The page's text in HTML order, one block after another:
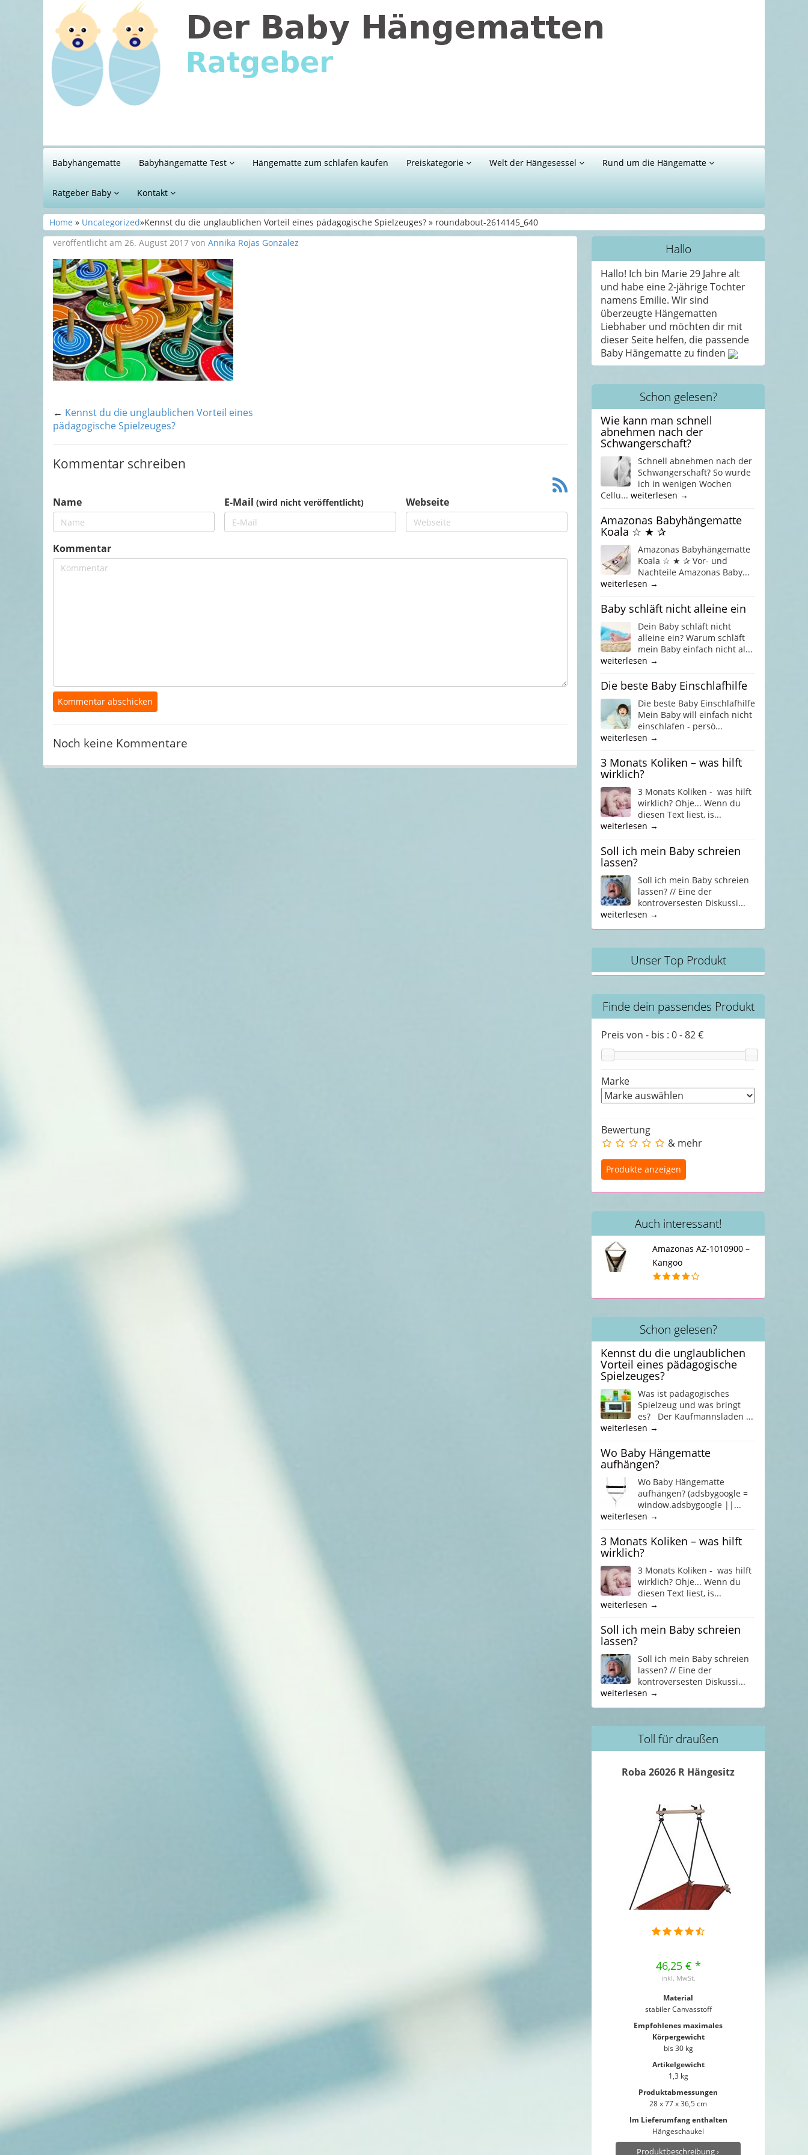
Babyhängematte Babyhängematte Test Hängematte zum schlafen kaufen Preiskategorie Welt der Hängesessel Rund um die Hängematte
Ratgeber Baby Kontakt
Home » Uncategorized»Kennst du die unglaublichen Vorteil eines pädagogische Spielzeuges? » roundabout-2614145_640
veröffentlicht am 26. August 2017 von Annika Rojas Gonzalez
← Kennst du die unglaublichen Vorteil eines
pädagogische Spielzeuges?
Kommentar schreiben
Name E-Mail(wird nicht veröffentlicht) Webseite
Kommentar
Noch keine Kommentare
Hallo
Hallo! Ich bin Marie 29 Jahre alt
und habe eine 2-jährige Tochter
namens Emilie. Wir sind
überzeugte Hängematten
Liebhaber und möchten dir mit
dieser Seite helfen, die passende
Baby Hängematte zu finden
Schon gelesen?
Wie kann man schnell
abnehmen nach der
Schwangerschaft?
Schnell abnehmen nach der
Schwangerschaft? So wurde
ich in wenigen Wochen
Cellu... weiterlesen →
Amazonas Babyhängematte
Koala ☆ ★ ✰
Amazonas Babyhängematte
Koala ☆ ★ ✰ Vor- und
Nachteile Amazonas Baby...
weiterlesen →
Baby schläft nicht alleine ein
Dein Baby schläft nicht
alleine ein? Warum schläft
mein Baby einfach nicht al...
weiterlesen →
Die beste Baby Einschlafhilfe
Die beste Baby Einschlafhilfe
Mein Baby will einfach nicht
einschlafen - persö...
weiterlesen →
3 Monats Koliken – was hilft
wirklich?
3 Monats Koliken - was hilft
wirklich? Ohje... Wenn du
diesen Text liest, is...
weiterlesen →
Soll ich mein Baby schreien
lassen?
Soll ich mein Baby schreien
lassen? // Eine der
kontroversesten Diskussi...
weiterlesen →
Unser Top Produkt
Finde dein passendes Produkt
Preis von - bis : 0-82€
Marke
Bewertung
& mehr
Auch interessant!
Amazonas AZ-1010900 –
Kangoo
Schon gelesen?
Kennst du die unglaublichen
Vorteil eines pädagogische
Spielzeuges?
Was ist pädagogisches
Spielzeug und was bringt
es? Der Kaufmannsladen ...
weiterlesen →
Wo Baby Hängematte
aufhängen?
Wo Baby Hängematte
aufhängen? (adsbygoogle =
window.adsbygoogle ||...
weiterlesen →
3 Monats Koliken – was hilft
wirklich?
3 Monats Koliken - was hilft
wirklich? Ohje... Wenn du
diesen Text liest, is...
weiterlesen →
Soll ich mein Baby schreien
lassen?
Soll ich mein Baby schreien
lassen? // Eine der
kontroversesten Diskussi...
weiterlesen →
Toll für draußen
Roba 26026 R Hängesitz
46,25 € *
inkl. MwSt.
Material
stabiler Canvasstoff
Empfohlenes maximales
Körpergewicht
bis 30 kg
Artikelgewicht
1,3 kg
Produktabmessungen
28 x 77 x 36,5 cm
Im Lieferumfang enthalten
Hängeschaukel
Produktbeschreibung ›